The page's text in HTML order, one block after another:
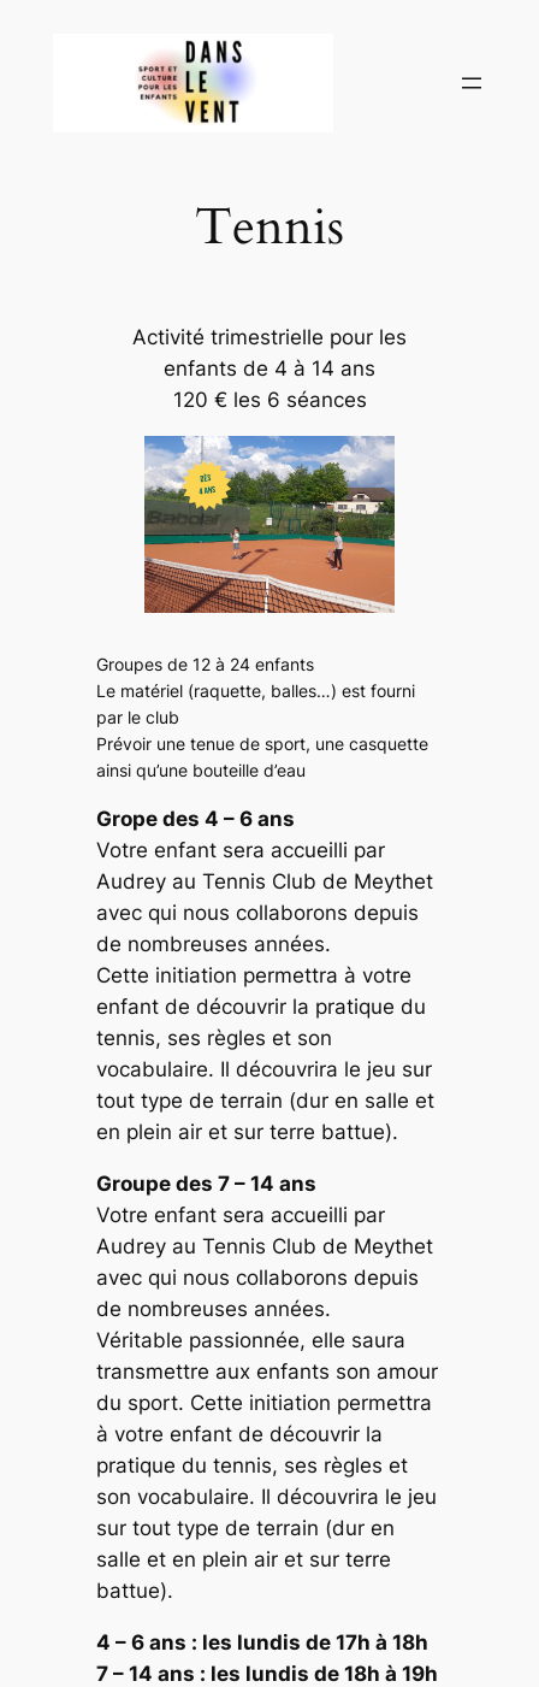
Tennis
Activité trimestrielle pour les
enfants de 4 à 14 ans
120 € les 6 séances
Groupes de 12 à 24 enfants
Le matériel (raquette, balles…) est fourni
par le club
Prévoir une tenue de sport, une casquette
ainsi qu’une bouteille d’eau
Grope des 4 – 6 ans
Votre enfant sera accueilli par
Audrey au Tennis Club de Meythet
avec qui nous collaborons depuis
de nombreuses années.
Cette initiation permettra à votre
enfant de découvrir la pratique du
tennis, ses règles et son
vocabulaire. Il découvrira le jeu sur
tout type de terrain (dur en salle et
en plein air et sur terre battue).
Groupe des 7 – 14 ans
Votre enfant sera accueilli par
Audrey au Tennis Club de Meythet
avec qui nous collaborons depuis
de nombreuses années.
Véritable passionnée, elle saura
transmettre aux enfants son amour
du sport. Cette initiation permettra
à votre enfant de découvrir la
pratique du tennis, ses règles et
son vocabulaire. Il découvrira le jeu
sur tout type de terrain (dur en
salle et en plein air et sur terre
battue).
4 – 6 ans : les lundis de 17h à 18h
7 – 14 ans : les lundis de 18h à 19h